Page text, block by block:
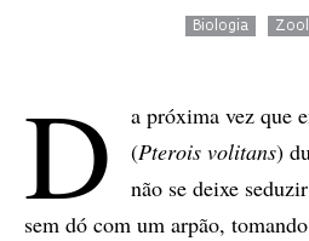
Biologia
D
a próxima vez que
(Pterois volitans)
não se deixe
sem dó com um arpão,